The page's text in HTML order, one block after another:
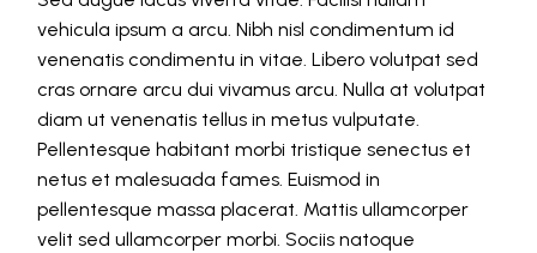
vehicula ipsum a arcu. Nibh nisl condimentum id
venenatis condimentu in vitae. Libero volutpat sed
cras ornare arcu dui vivamus arcu. Nulla at volutpat
diam ut venenatis tellus in metus vulputate.
Pellentesque habitant morbi tristique senectus et
netus et malesuada fames. Euismod in
pellentesque massa placerat. Mattis ullamcorper
velit sed ullamcorper morbi. Sociis natoque